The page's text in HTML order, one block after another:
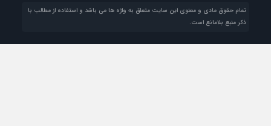
تمام حقوق مادی و معنوی این سایت متعلق به واژه ها می باشد و استفاده از مطالب با
ذکر منبع بلامانع است.